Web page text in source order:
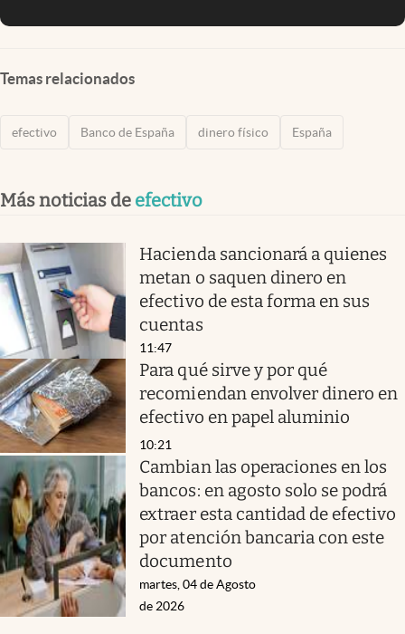
Temas relacionados
efectivo Banco de España dinero físico España
Más noticias de efectivo
Hacienda sancionará a quienes
metan o saquen dinero en
efectivo de esta forma en sus
cuentas
11:47
Para qué sirve y por qué
recomiendan envolver dinero en
efectivo en papel aluminio
10:21
Cambian las operaciones en los
bancos: en agosto solo se podrá
extraer esta cantidad de efectivo
por atención bancaria con este
documento
martes, 04 de Agosto
de 2026